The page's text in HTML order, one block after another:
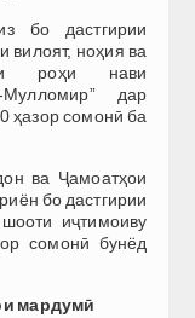
бо дастгирии
вилоят, ноҳия ва
роҳи нави
Мулломир” дар
ҳазор сомонӣ ба
ва Ҷамоатҳои
бо дастгирии
иҷтимоиву
сомонӣ бунёд
мардумӣ